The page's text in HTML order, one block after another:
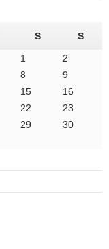
S
S
1
2
8
9
15
16
22
23
29
30